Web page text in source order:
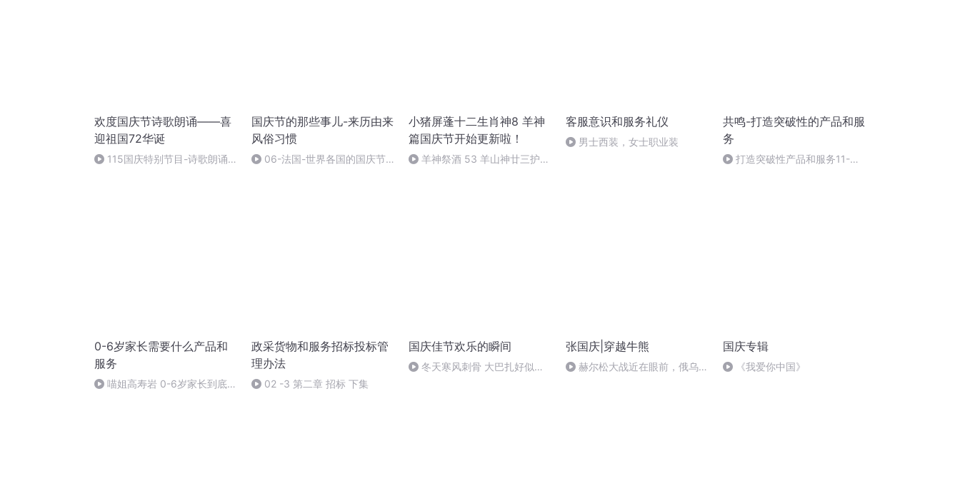
欢度国庆节诗歌朗诵——喜
迎祖国72华诞
115国庆特别节目-诗歌朗诵-
国庆节的那些事儿-来历由来
风俗习惯
06-法国-世界各国的国庆节-
小猪屏蓬十二生肖神8 羊神
篇国庆节开始更新啦！
羊神祭酒 53 羊山神廿三护祭
客服意识和服务礼仪
男士西装，女士职业装
共鸣-打造突破性的产品和服
务
打造突破性产品和服务11-大
0-6岁家长需要什么产品和
服务
喵姐高寿岩 0-6岁家长到底需
政采货物和服务招标投标管
理办法
02 -3 第二章 招标 下集
国庆佳节欢乐的瞬间
冬天寒风刺骨 大巴扎好似温
张国庆|穿越牛熊
赫尔松大战近在眼前，俄乌冲
国庆专辑
《我爱你中国》